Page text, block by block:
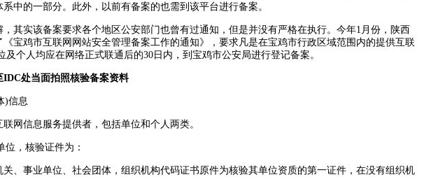
中的一部分。此外，以前有备案的也需到该平台进行备案。
实该备案要求各个地区公安部门也曾有过通知，但是并没有严格在执行。今年1月份，陕西
宝鸡市互联网网站安全管理备案工作的通知》，要求凡是在宝鸡市行政区域范围内的提供互联
及个人均应在网络正式联通后的30日内，到宝鸡市公安局进行登记备案。
IDC处当面拍照核验备案资料
信息
信息服务提供者，包括单位和个人两类。
，核验证件为：
事业单位、社会团体，组织机构代码证书原件为核验其单位资质的第一证件，在没有组织机